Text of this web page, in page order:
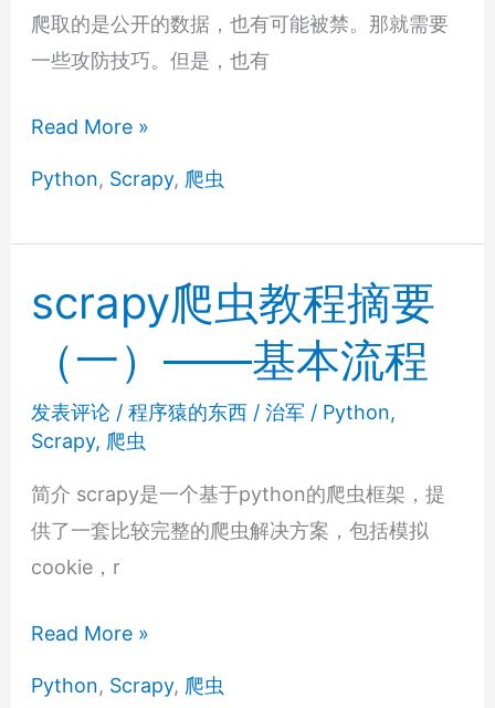
处
理
水
线
爬取的是公开的数据，也有可能被禁。那就需要
一些攻防技巧。但是，也有
scrapy
虫
摘
（二）
——
反
爬
攻
防
Read More »
Python, Scrapy, 爬虫
scrapy爬虫教程摘要
（一）——基本流程
发表评论 / 程序猿的东西/ 治军 / Python,
Scrapy, 爬虫
简介 scrapy是一个基于python的爬虫框架，提
供了一套比较完整的爬虫解决方案，包括模拟
cookie，r
scrapy
Read More »
Python, Scrapy, 爬虫